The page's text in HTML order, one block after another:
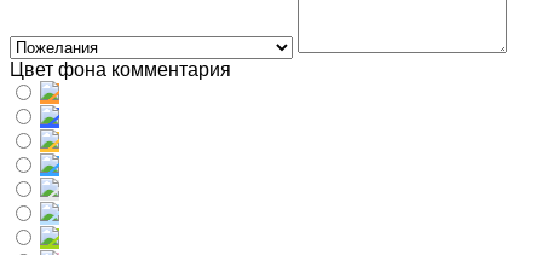
Цвет фона комментария